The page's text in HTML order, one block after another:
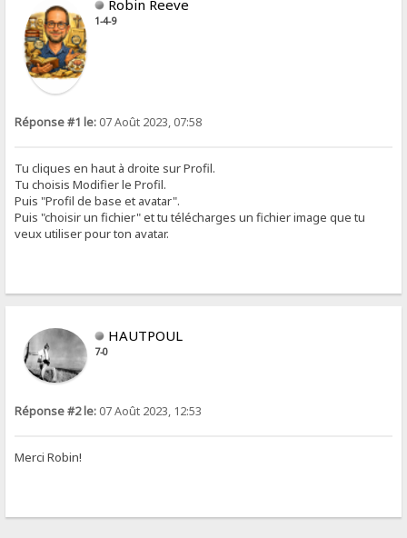
Robin Reeve
1-4-9
Réponse #1 le: 07 Août 2023, 07:58
Tu cliques en haut à droite sur Profil.
Tu choisis Modifier le Profil.
Puis "Profil de base et avatar".
Puis "choisir un fichier" et tu télécharges un fichier image que tu
veux utiliser pour ton avatar.
HAUTPOUL
7-0
Réponse #2 le: 07 Août 2023, 12:53
Merci Robin!